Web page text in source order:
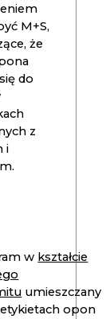
M+S,
że
do
z
i
w kształcie
umieszczany
opon